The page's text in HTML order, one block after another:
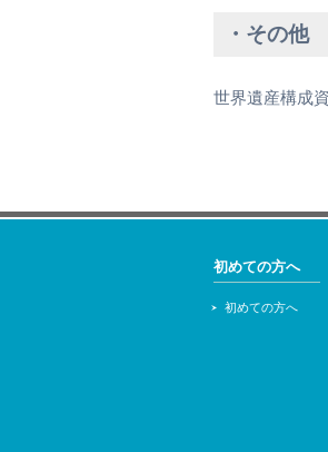
・その他
世界遺産構成
初めての方へ
初めての方へ